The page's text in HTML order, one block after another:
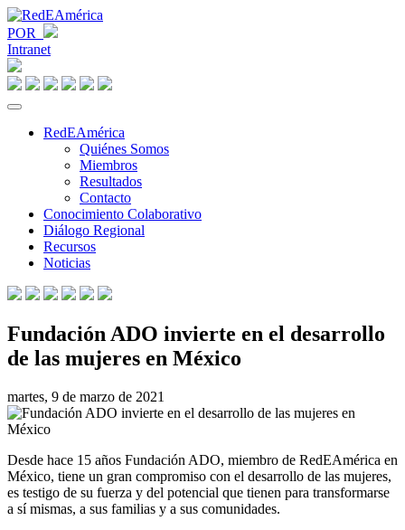
POR
Intranet
RedEAmérica
Quiénes Somos
Miembros
Resultados
Contacto
Conocimiento Colaborativo
Diálogo Regional
Recursos
Noticias
Fundación ADO invierte en el desarrollo
de las mujeres en México
martes, 9 de marzo de 2021
Desde hace 15 años Fundación ADO, miembro de RedEAmérica en
México, tiene un gran compromiso con el desarrollo de las mujeres,
es testigo de su fuerza y del potencial que tienen para transformarse
a sí mismas, a sus familias y a sus comunidades.